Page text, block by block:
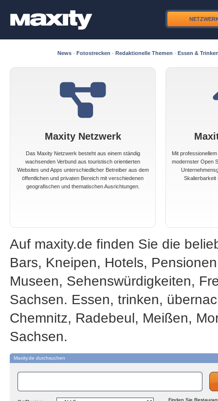
News · Fotostrecken · Redaktionelle Themen · Essen &
Maxity Netzwerk
Das Maxity Netzwerk besteht aus einem ständig
wachsenden Verbund aus touristisch orientierten
Websites und Apps unterschiedlicher Betreiber aus dem
öffentlichen und privaten Bereich mit verschiedenen
geografischen und thematischen Ausrichtungen.
Mit
modernster Open
Skalierbarkeit
Auf maxity.de finden Sie die
Bars, Kneipen, Hotels,
Museen, Sehenswürdigkeiten,
Sachsen. Essen, trinken,
Chemnitz, Radebeul, Meißen,
Sachsen.
Maxity.de durchsuchen
Finden Sie